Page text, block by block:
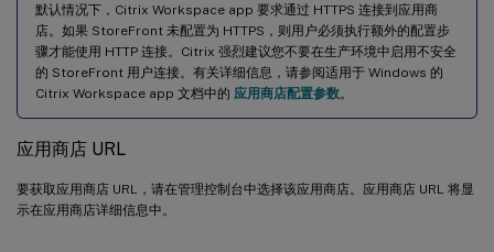
默认情况下，Citrix Workspace app 要求通过 HTTPS 连接到应用商
店。如果 StoreFront 未配置为 HTTPS，则用户必须执行额外的配置步
骤才能使用 HTTP 连接。Citrix 强烈建议您不要在生产环境中启用不安全
的 StoreFront 用户连接。有关详细信息，请参阅适用于 Windows 的
Citrix Workspace app 文档中的 应用商店配置参数。
应用商店 URL
要获取应用商店 URL，请在管理控制台中选择该应用商店。应用商店 URL 将显
示在应用商店详细信息中。